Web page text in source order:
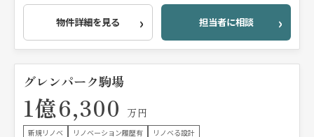
物件詳細を見る 担当者に相談
グレンパーク駒場
1億6,300 万円
新規リノベ リノベーション履歴有 リノベる設計